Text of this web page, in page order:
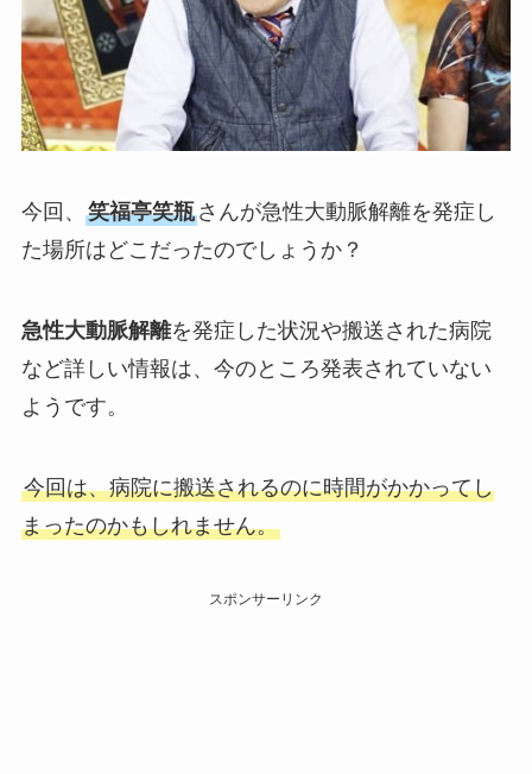
今回、 笑福亭笑瓶さんが急性大動脈解離を発症し
た場所はどこだったのでしょうか？
急性大動脈解離を発症した状況や搬送された病院
など詳しい情報は、今のところ発表されていない
ようです。
今回は、病院に搬送されるのに時間がかかってし
まったのかもしれません。
スポンサーリンク